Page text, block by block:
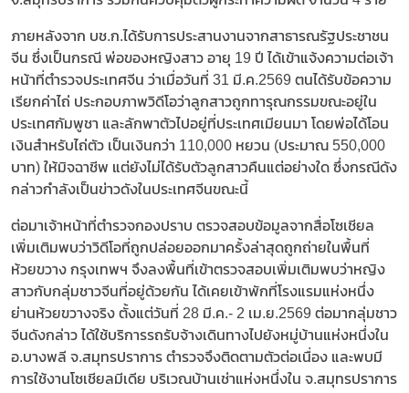
ภายหลังจาก บช.ก.ได้รับการประสานงานจากสาธารณรัฐประชาชน
จีน ซึ่งเป็นกรณี พ่อของหญิงสาว อายุ 19 ปี ได้เข้าแจ้งความต่อเจ้า
หน้าที่ตำรวจประเทศจีน ว่าเมื่อวันที่ 31 มี.ค.2569 ตนได้รับข้อความ
เรียกค่าไถ่ ประกอบภาพวิดีโอว่าลูกสาวถูกทารุณกรรมขณะอยู่ใน
ประเทศกัมพูชา และลักพาตัวไปอยู่ที่ประเทศเมียนมา โดยพ่อได้โอน
เงินสำหรับไถ่ตัว เป็นเงินกว่า 110,000 หยวน (ประมาณ 550,000
บาท) ให้มิจฉาชีพ แต่ยังไม่ได้รับตัวลูกสาวคืนแต่อย่างใด ซึ่งกรณีดัง
กล่าวกำลังเป็นข่าวดังในประเทศจีนขณะนี้
ต่อมาเจ้าหน้าที่ตำรวจกองปราบ ตรวจสอบข้อมูลจากสื่อโซเชียล
เพิ่มเติมพบว่าวิดีโอที่ถูกปล่อยออกมาครั้งล่าสุดถูกถ่ายในพื้นที่
ห้วยขวาง กรุงเทพฯ จึงลงพื้นที่เข้าตรวจสอบเพิ่มเติมพบว่าหญิง
สาวกับกลุ่มชาวจีนที่อยู่ด้วยกัน ได้เคยเข้าพักที่โรงแรมแห่งหนึ่ง
ย่านห้วยขวางจริง ตั้งแต่วันที่ 28 มี.ค.- 2 เม.ย.2569 ต่อมากลุ่มชาว
จีนดังกล่าว ได้ใช้บริการรถรับจ้างเดินทางไปยังหมู่บ้านแห่งหนึ่งใน
อ.บางพลี จ.สมุทรปราการ ตำรวจจึงติดตามตัวต่อเนื่อง และพบมี
การใช้งานโซเชียลมีเดีย บริเวณบ้านเช่าแห่งหนึ่งใน จ.สมุทรปราการ